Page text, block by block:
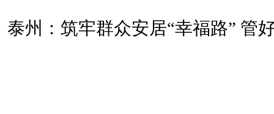
泰州：筑牢群众安居“幸福路” 管